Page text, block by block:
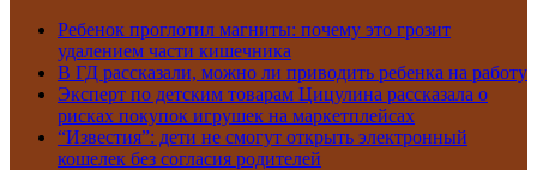
Ребенок проглотил магниты: почему это грозит
удалением части кишечника
В ГД рассказали, можно ли приводить ребенка на работу
Эксперт по детским товарам Цицулина рассказала о
рисках покупок игрушек на маркетплейсах
“Известия”: дети не смогут открыть электронный
кошелек без согласия родителей